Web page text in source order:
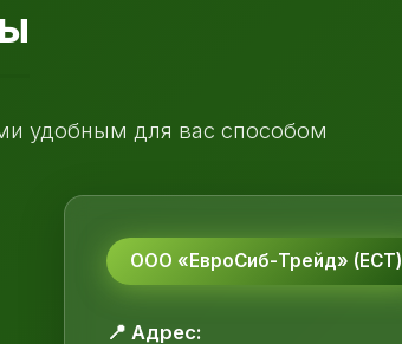
удобным для вас способом
ООО «ЕвроСиб-Трейд» (ЕСТ)
📍 Адрес: